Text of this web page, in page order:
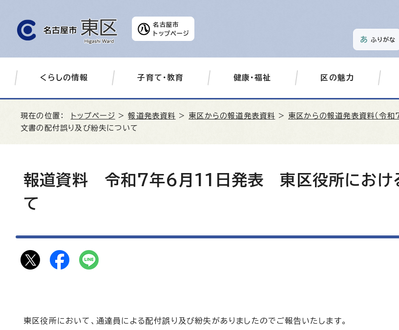
名古屋市
トップページ
ふりがな
くらしの情報 子育て・教育 健康・福祉 区の魅力
現在の位置： トップページ >報道発表資料 > 東区からの報道発表資料 > 東区からの報道発表資料（令和
文書の配付誤り及び紛失について
報道資料 令和7年6月11日発表 東区役所におけ
て
東区役所において、通達員による配付誤り及び紛失がありましたのでご報告いたします。